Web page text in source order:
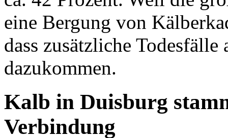
eine Bergung von
dass zusätzliche
dazukommen.
Kalb in Duisburg
Verbindung